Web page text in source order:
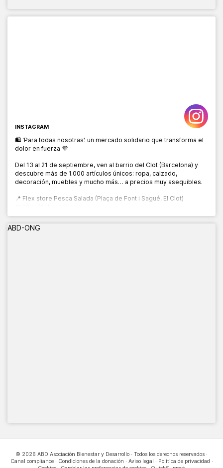
INSTAGRAM
🛍️ ‘Para todas nosotras’: un mercado solidario que transforma el
dolor en fuerza 💜
Del 13 al 21 de septiembre, ven al barrio del Clot (Barcelona) y
descubre más de 1.000 artículos únicos: ropa, calzado,
decoración, muebles y mucho más… a precios muy asequibles.
📍 Flex store Pesca Salada (Plaça de Font i Sagué, El Clot)
🕙 10:00 a 20:00 h
ABD-ONG
© 2026 ABD Asociación Bienestar y Desarrollo · Todos los derechos reservados ·
Canal compliance· Condiciones de la donación · Aviso legal · Política de privacidad ·